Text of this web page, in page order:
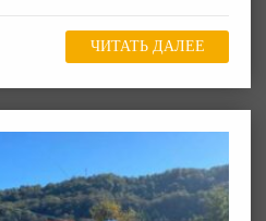
ЧИТАТЬ ДАЛЕЕ